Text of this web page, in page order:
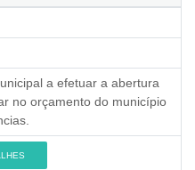
a efetuar a abertura
no orçamento do município